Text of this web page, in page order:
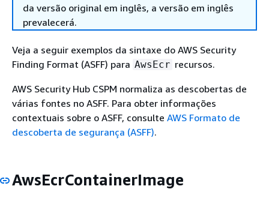
da versão original em inglês, a versão em inglês
prevalecerá.
Veja a seguir exemplos da sintaxe do AWS Security
Finding Format (ASFF) para AwsEcr recursos.
AWS Security Hub CSPM normaliza as descobertas de
várias fontes no ASFF. Para obter informações
contextuais sobre o ASFF, consulte AWS Formato de
descoberta de segurança (ASFF).
AwsEcrContainerImage